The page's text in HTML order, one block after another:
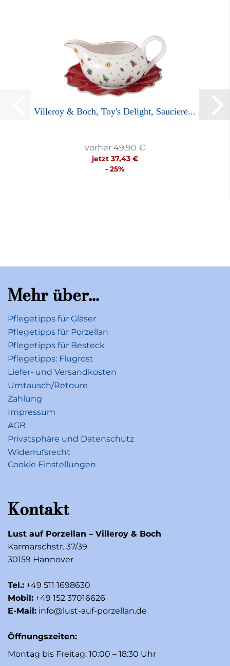
Villeroy & Boch, Toy's Delight, Sauciere...
vorher 49,90 €
jetzt 37,43 €
- 25%
Mehr über...
Pflegetipps für Gläser
Pflegetipps für Porzellan
Pflegetipps für Besteck
Pflegetipps: Flugrost
Liefer- und Versandkosten
Umtausch/Retoure
Zahlung
Impressum
AGB
Privatsphäre und Datenschutz
Widerrufsrecht
Cookie Einstellungen
Kontakt
Lust auf Porzellan – Villeroy & Boch
Karmarschstr. 37/39
30159 Hannover
Tel.: +49 511 1698630
Mobil: +49 152 37016626
E-Mail: info@lust-auf-porzellan.de
Öffnungszeiten:
Montag bis Freitag: 10:00 – 18:30 Uhr